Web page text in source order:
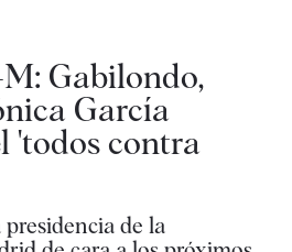
Gabilondo,
García
'todos contra
de la